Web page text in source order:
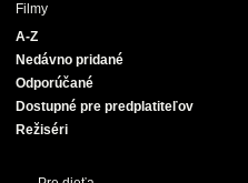
e
Filmy
A-Z
Nedávno pridané
Odporúčané
Dostupné pre predplatiteľov
Režiséri